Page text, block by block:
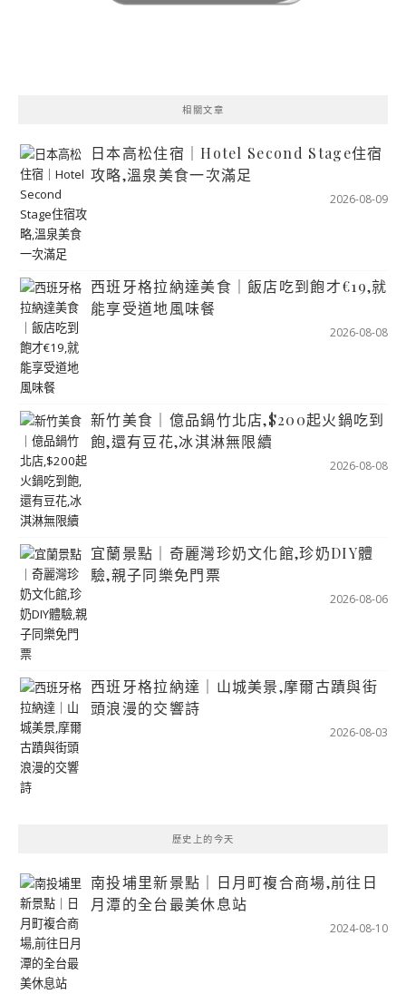
相關文章
日本高松住宿｜Hotel Second Stage住宿
攻略,溫泉美食一次滿足
2026-08-09
西班牙格拉納達美食｜飯店吃到飽才€19,就
能享受道地風味餐
2026-08-08
新竹美食｜億品鍋竹北店,$200起火鍋吃到
飽,還有豆花,冰淇淋無限續
2026-08-08
宜蘭景點｜奇麗灣珍奶文化館,珍奶DIY體
驗,親子同樂免門票
2026-08-06
西班牙格拉納達｜山城美景,摩爾古蹟與街
頭浪漫的交響詩
2026-08-03
歷史上的今天
南投埔里新景點｜日月町複合商場,前往日
月潭的全台最美休息站
2024-08-10